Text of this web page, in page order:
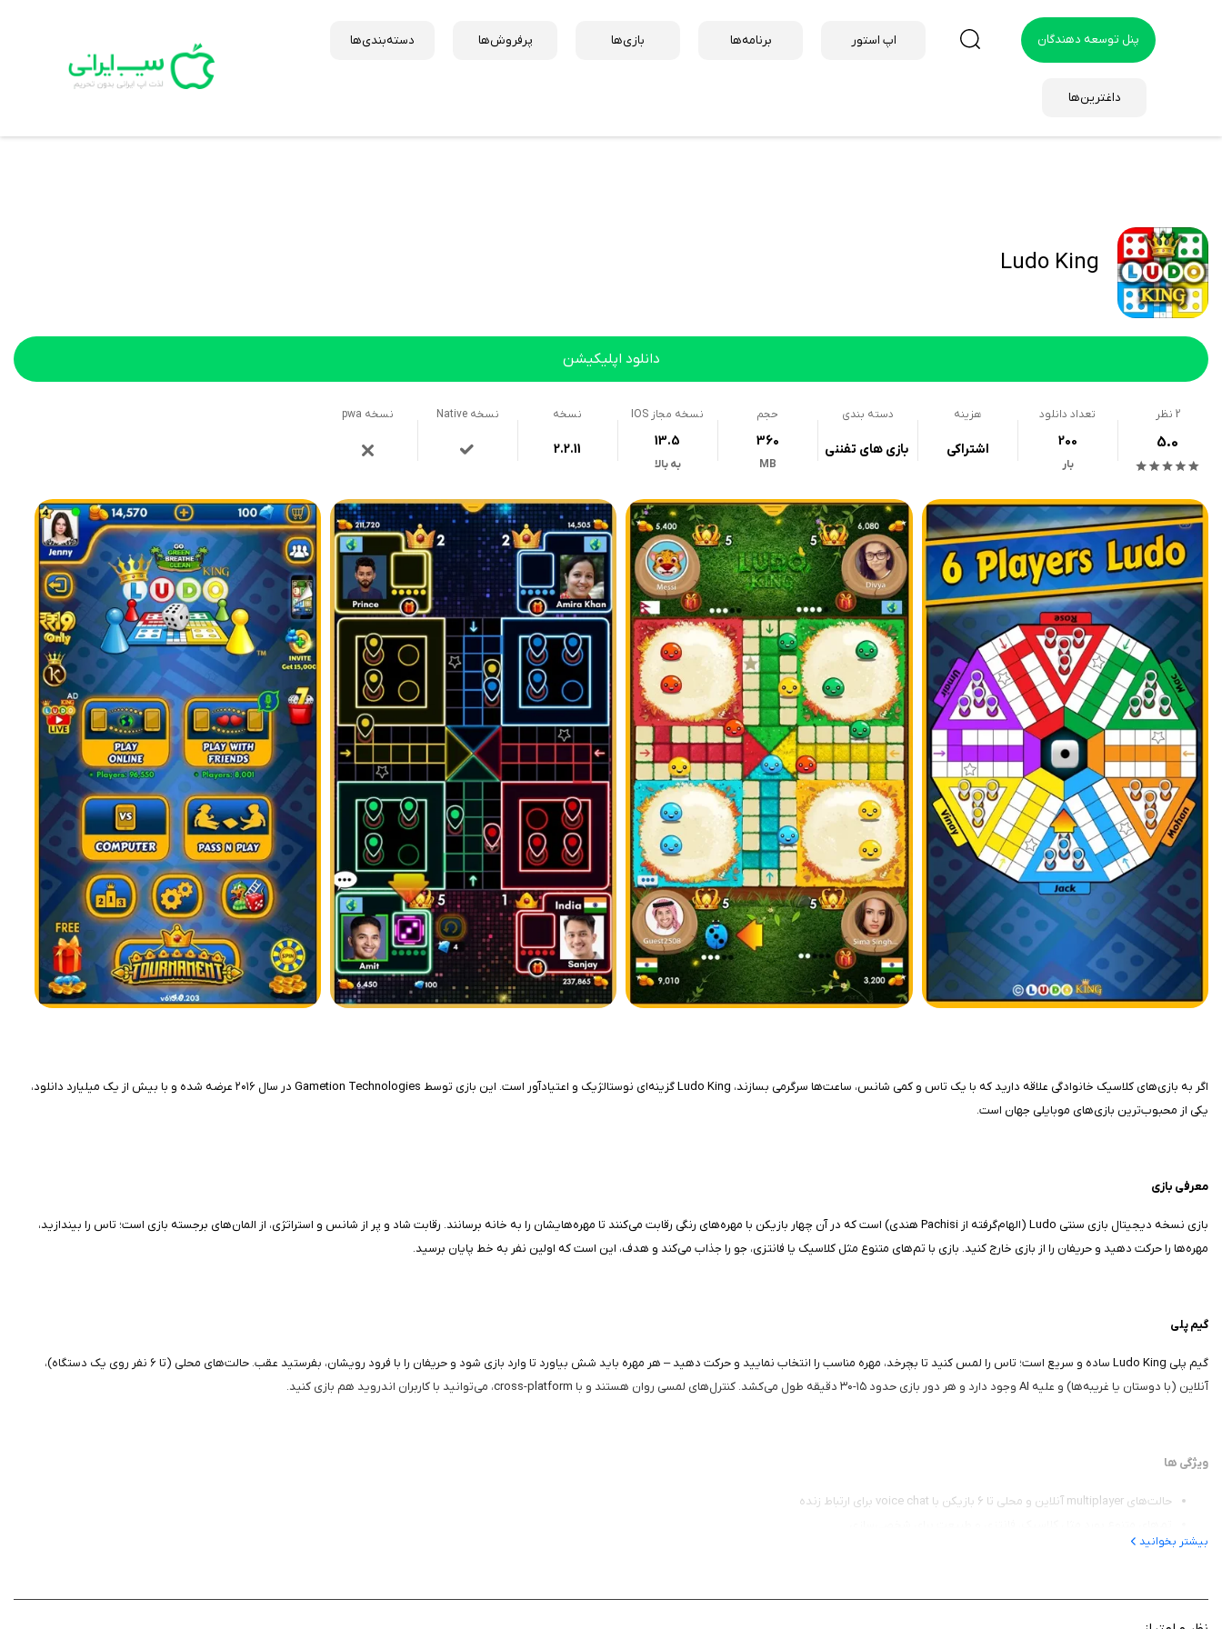
پنل توسعه دهندگان اپ استور برنامه‌ها بازی‌ها پرفروش‌ها دسته‌بندی‌ها
داغترین‌ها
Ludo King
دانلود اپلیکیشن
2 نظر
5.0
تعداد دانلود
200
بار
هزینه
اشتراکی
دسته بندی
بازی های تفننی
حجم
360
MB
نسخه مجاز IOS
13.5
به بالا
نسخه
2.2.11
نسخه Native نسخه pwa
اگر به بازی‌های کلاسیک خانوادگی علاقه دارید که با یک تاس و کمی شانس، ساعت‌ها سرگرمی بسازند، Ludo King گزینه‌ای نوستالژیک و اعتیادآور است. این بازی توسط Gametion Technologies در سال ۲۰۱۶ عرضه شده و با بیش از یک میلیارد دانلود،
یکی از محبوب‌ترین بازی‌های موبایلی جهان است.
معرفی بازی
بازی نسخه دیجیتال بازی سنتی Ludo (الهام‌گرفته از Pachisi هندی) است که در آن چهار بازیکن با مهره‌های رنگی رقابت می‌کنند تا مهره‌هایشان را به خانه برسانند. رقابت شاد و پر از شانس و استراتژی، از المان‌های برجسته بازی است؛ تاس را بیندازید،
مهره‌ها را حرکت دهید و حریفان را از بازی خارج کنید. بازی با تم‌های متنوع مثل کلاسیک یا فانتزی، جو را جذاب می‌کند و هدف، این است که اولین نفر به خط پایان برسید.
گیم‌ پلی
گیم‌ پلی Ludo King ساده و سریع است؛ تاس را لمس کنید تا بچرخد، مهره مناسب را انتخاب نمایید و حرکت دهید – هر مهره باید شش بیاورد تا وارد بازی شود و حریفان را با فرود رویشان، بفرستید عقب. حالت‌های محلی (تا ۶ نفر روی یک دستگاه)،
آنلاین (با دوستان یا غریبه‌ها) و علیه AI وجود دارد و هر دور بازی حدود ۱۵-۳۰ دقیقه طول می‌کشد. کنترل‌های لمسی روان هستند و با cross-platform، می‌توانید با کاربران اندروید هم بازی کنید.
ویژگی‌ ها
حالت‌های multiplayer آنلاین و محلی تا ۶ بازیکن با voice chat برای ارتباط زنده
بازی Snakes and Ladders اضافی برای تنوع و سرگرمی بیشتر
انیمیشن‌های روان تاس و مهره‌ها با گرافیک‌های HD رنگارنگ
بیشتر بخوانید